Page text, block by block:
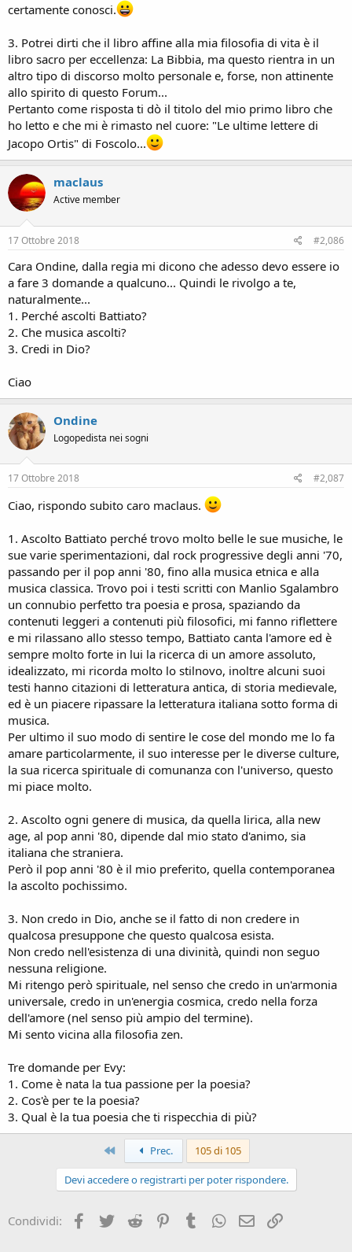
certamente conosci.
3. Potrei dirti che il libro affine alla mia filosofia di vita è il
libro sacro per eccellenza: La Bibbia, ma questo rientra in un
altro tipo di discorso molto personale e, forse, non attinente
allo spirito di questo Forum...
Pertanto come risposta ti dò il titolo del mio primo libro che
ho letto e che mi è rimasto nel cuore: "Le ultime lettere di
Jacopo Ortis" di Foscolo...
maclaus
Active member
17 Ottobre 2018 #2,086
Cara Ondine, dalla regia mi dicono che adesso devo essere io
a fare 3 domande a qualcuno... Quindi le rivolgo a te,
naturalmente...
1. Perché ascolti Battiato?
2. Che musica ascolti?
3. Credi in Dio?
Ciao
Ondine
Logopedista nei sogni
17 Ottobre 2018 #2,087
Ciao, rispondo subito caro maclaus.
1. Ascolto Battiato perché trovo molto belle le sue musiche, le
sue varie sperimentazioni, dal rock progressive degli anni '70,
passando per il pop anni '80, fino alla musica etnica e alla
musica classica. Trovo poi i testi scritti con Manlio Sgalambro
un connubio perfetto tra poesia e prosa, spaziando da
contenuti leggeri a contenuti più filosofici, mi fanno riflettere
e mi rilassano allo stesso tempo, Battiato canta l'amore ed è
sempre molto forte in lui la ricerca di un amore assoluto,
idealizzato, mi ricorda molto lo stilnovo, inoltre alcuni suoi
testi hanno citazioni di letteratura antica, di storia medievale,
ed è un piacere ripassare la letteratura italiana sotto forma di
musica.
Per ultimo il suo modo di sentire le cose del mondo me lo fa
amare particolarmente, il suo interesse per le diverse culture,
la sua ricerca spirituale di comunanza con l'universo, questo
mi piace molto.
2. Ascolto ogni genere di musica, da quella lirica, alla new
age, al pop anni '80, dipende dal mio stato d'animo, sia
italiana che straniera.
Però il pop anni '80 è il mio preferito, quella contemporanea
la ascolto pochissimo.
3. Non credo in Dio, anche se il fatto di non credere in
qualcosa presuppone che questo qualcosa esista.
Non credo nell'esistenza di una divinità, quindi non seguo
nessuna religione.
Mi ritengo però spirituale, nel senso che credo in un'armonia
universale, credo in un'energia cosmica, credo nella forza
dell'amore (nel senso più ampio del termine).
Mi sento vicina alla filosofia zen.
Tre domande per Evy:
1. Come è nata la tua passione per la poesia?
2. Cos'è per te la poesia?
3. Qual è la tua poesia che ti rispecchia di più?
Primo Prec. 105 di 105
Devi accedere o registrarti per poter rispondere.
Condividi: Facebook
Twitter Reddit PinterestTumblrWhatsApp
e-mail